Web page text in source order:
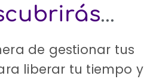
...
de gestionar tus
liberar tu tiempo y